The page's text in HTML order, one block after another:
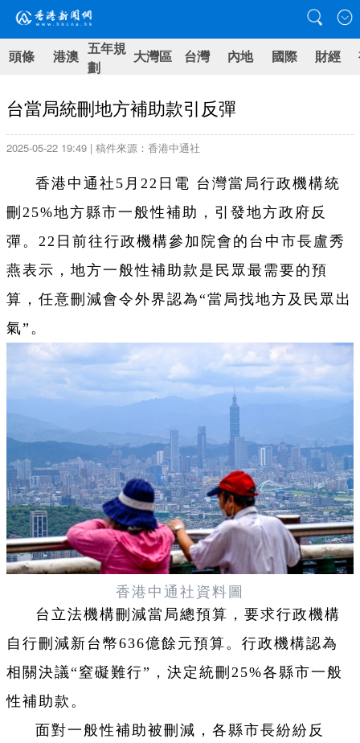
頭條 港澳 五年規
劃
大灣區 台灣 內地 國際 財經
台當局統刪地方補助款引反彈
2025-05-22 19:49 | 稿件來源：香港中通社
香港中通社5月22日電 台灣當局行政機構統
刪25%地方縣市一般性補助，引發地方政府反
彈。22日前往行政機構參加院會的台中市長盧秀
燕表示，地方一般性補助款是民眾最需要的預
算，任意刪減會令外界認為“當局找地方及民眾出
氣”。
香港中通社資料圖
台立法機構刪減當局總預算，要求行政機構
自行刪減新台幣636億餘元預算。行政機構認為
相關決議“窒礙難行”，決定統刪25%各縣市一般
性補助款。
面對一般性補助被刪減，各縣市長紛紛反